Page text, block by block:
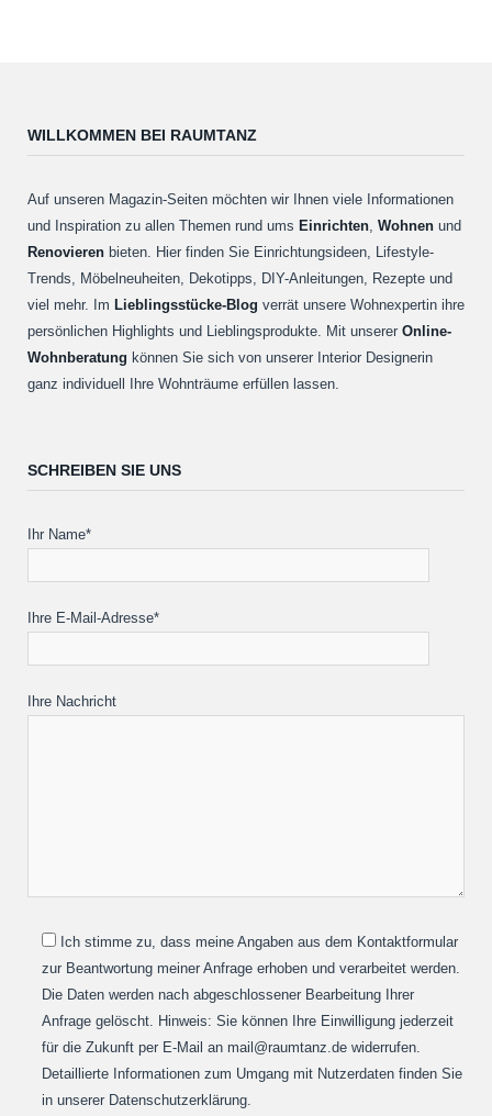
WILLKOMMEN BEI RAUMTANZ
Auf unseren Magazin-Seiten möchten wir Ihnen viele Informationen
und Inspiration zu allen Themen rund ums Einrichten Wohnen und
Renovieren bieten. Hier finden Sie Einrichtungsideen, Lifestyle-
Trends, Möbelneuheiten, Dekotipps, DIY-Anleitungen, Rezepte und
viel mehr. Im Lieblingsstücke-Blog verrät unsere Wohnexpertin ihre
persönlichen Highlights und Lieblingsprodukte. Mit unserer Online-
Wohnberatung können Sie sich von unserer Interior Designerin
ganz individuell Ihre Wohnträume erfüllen lassen.
SCHREIBEN SIE UNS
Ihr Name*
Ihre E-Mail-Adresse*
Ihre Nachricht
Ich stimme zu, dass meine Angaben aus dem Kontaktformular
zur Beantwortung meiner Anfrage erhoben und verarbeitet werden.
Die Daten werden nach abgeschlossener Bearbeitung Ihrer
Anfrage gelöscht. Hinweis: Sie können Ihre Einwilligung jederzeit
für die Zukunft per E-Mail an mail@raumtanz.de widerrufen.
Detaillierte Informationen zum Umgang mit Nutzerdaten finden Sie
in unserer Datenschutzerklärung.